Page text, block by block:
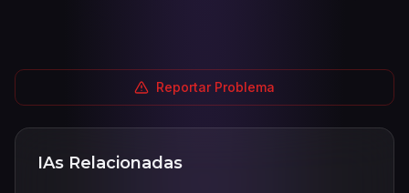
Reportar Problema
IAs Relacionadas